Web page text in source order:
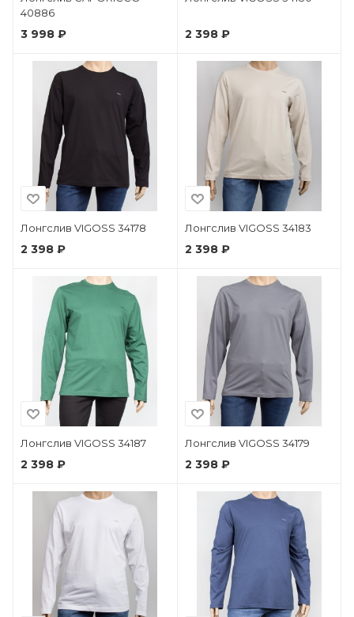
40886
3 998 ₽ 2 398 ₽
Лонгслив VIGOSS 34178
2 398 ₽
Лонгслив VIGOSS 34183
2 398 ₽
Лонгслив VIGOSS 34187
2 398 ₽
Лонгслив VIGOSS 34179
2 398 ₽